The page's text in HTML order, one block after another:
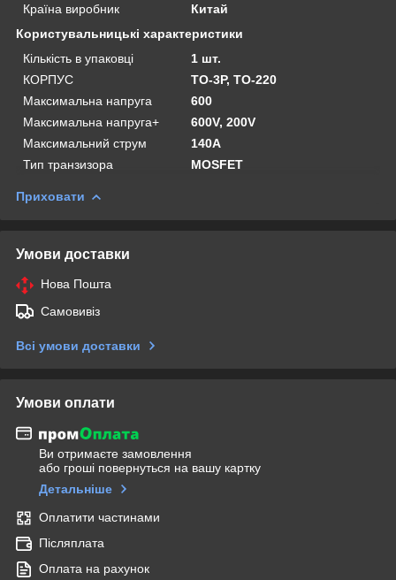
Країна виробник
Китай
Користувальницькі характеристики
Кількість в упаковці
1 шт.
КОРПУС
TO-3P, TO-220
Максимальна напруга
600
Максимальна напруга+
600V, 200V
Максимальний струм
140A
Тип транзизора
MOSFET
Приховати
Умови доставки
Нова Пошта
Самовивіз
Всі умови доставки
Умови оплати
Ви отримаєте замовлення
або гроші повернуться на вашу картку
Детальніше
Оплатити частинами
Післяплата
Оплата на рахунок